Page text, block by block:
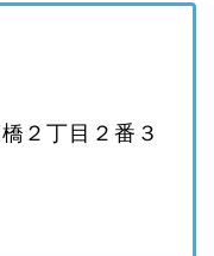
２丁目２番３